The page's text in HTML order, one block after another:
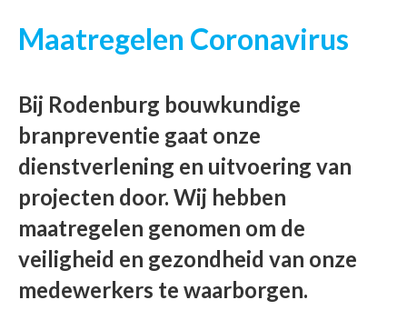
Maatregelen Coronavirus
Bij Rodenburg bouwkundige
branpreventie gaat onze
dienstverlening en uitvoering van
projecten door. Wij hebben
maatregelen genomen om de
veiligheid en gezondheid van onze
medewerkers te waarborgen.